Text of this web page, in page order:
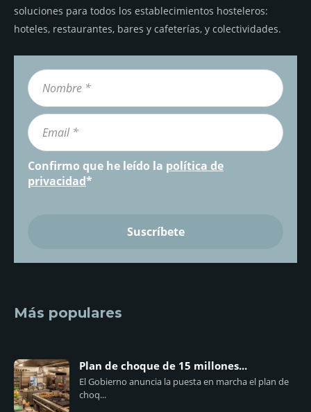
soluciones para todos los establecimientos hosteleros:
hoteles, restaurantes, bares y cafeterías, y colectividades.
Confirmo que he leído la política de
privacidad*
Más populares
Plan de choque de 15 millones...
El Gobierno anuncia la puesta en marcha el plan de
choq...